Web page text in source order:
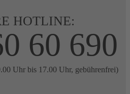
HOTLINE:
60 690
Uhr bis 17.00 Uhr, gebührenfrei)